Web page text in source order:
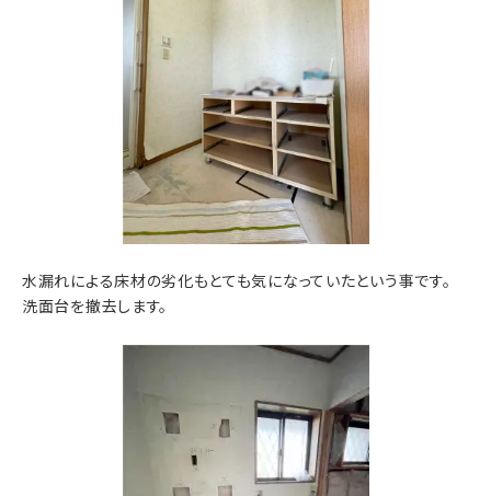
水漏れによる床材の劣化もとても気になっていたという事です。
洗面台を撤去します。